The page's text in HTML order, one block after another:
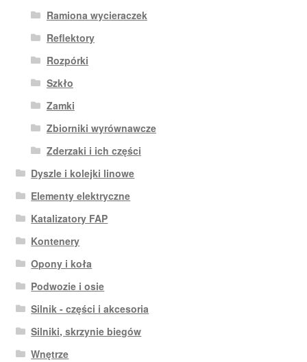
Ramiona wycieraczek
Reflektory
Rozpórki
Szkło
Zamki
Zbiorniki wyrównawcze
Zderzaki i ich części
Dyszle i kolejki linowe
Elementy elektryczne
Katalizatory FAP
Kontenery
Opony i koła
Podwozie i osie
Silnik - części i akcesoria
Silniki, skrzynie biegów
Wnętrze